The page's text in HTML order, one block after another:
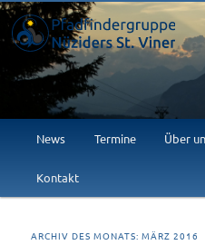
Viner
Willkommen im Abenteuer!
Zum
primären
Inhalt
Zum
sekundären
Inhalt
News Termine Über
Kontakt
ARCHIV DES MONATS:MÄRZ 2016